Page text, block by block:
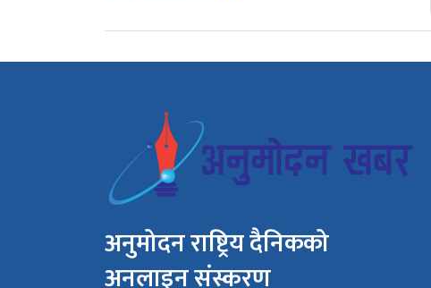
अनुमोदन राष्ट्रिय दैनिकको
अनलाइन संस्करण